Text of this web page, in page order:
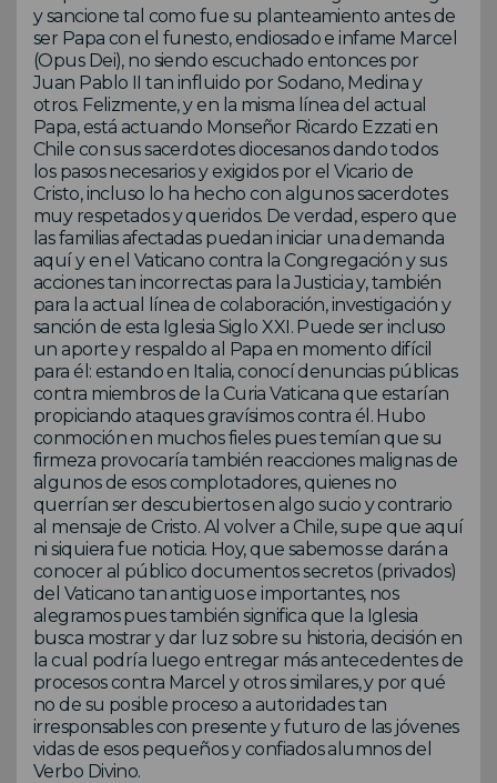
y sancione tal como fue su planteamiento antes de
ser Papa con el funesto, endiosado e infame Marcel
(Opus Dei), no siendo escuchado entonces por
Juan Pablo II tan influido por Sodano, Medina y
otros. Felizmente, y en la misma línea del actual
Papa, está actuando Monseñor Ricardo Ezzati en
Chile con sus sacerdotes diocesanos dando todos
los pasos necesarios y exigidos por el Vicario de
Cristo, incluso lo ha hecho con algunos sacerdotes
muy respetados y queridos. De verdad, espero que
las familias afectadas puedan iniciar una demanda
aquí y en el Vaticano contra la Congregación y sus
acciones tan incorrectas para la Justicia y, también
para la actual línea de colaboración, investigación y
sanción de esta Iglesia Siglo XXI. Puede ser incluso
un aporte y respaldo al Papa en momento difícil
para él: estando en Italia, conocí denuncias públicas
contra miembros de la Curia Vaticana que estarían
propiciando ataques gravísimos contra él. Hubo
conmoción en muchos fieles pues temían que su
firmeza provocaría también reacciones malignas de
algunos de esos complotadores, quienes no
querrían ser descubiertos en algo sucio y contrario
al mensaje de Cristo. Al volver a Chile, supe que aquí
ni siquiera fue noticia. Hoy, que sabemos se darán a
conocer al público documentos secretos (privados)
del Vaticano tan antiguos e importantes, nos
alegramos pues también significa que la Iglesia
busca mostrar y dar luz sobre su historia, decisión en
la cual podría luego entregar más antecedentes de
procesos contra Marcel y otros similares, y por qué
no de su posible proceso a autoridades tan
irresponsables con presente y futuro de las jóvenes
vidas de esos pequeños y confiados alumnos del
Verbo Divino.